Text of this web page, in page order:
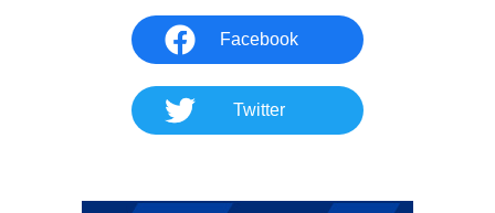
Facebook
Twitter